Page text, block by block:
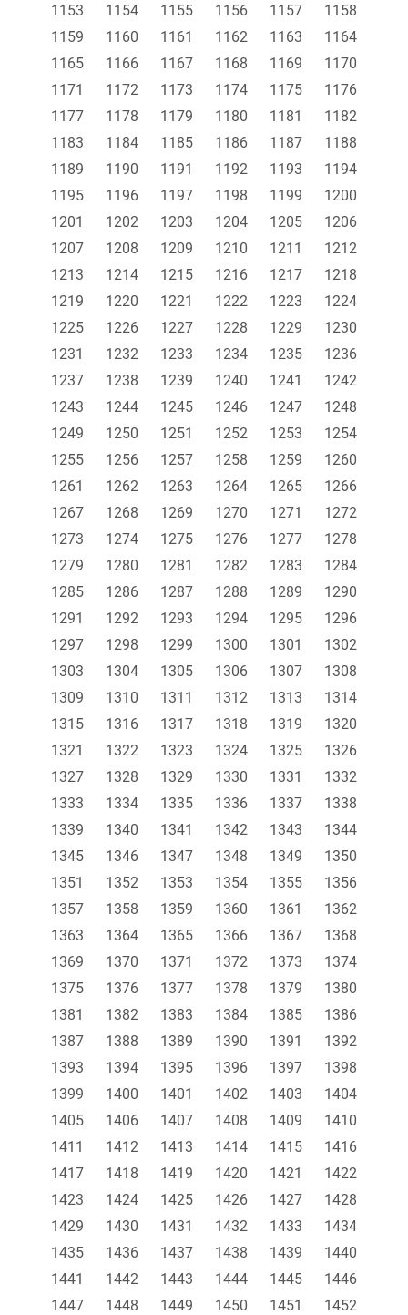
1153 1154 1155 1156 1157
1158
1159
1160 1161 1162 1163
1164
1165
1166 1167 1168 1169
1170
1171
1172 1173 1174 1175
1176
1177
1178 1179 1180 1181
1182
1183
1184 1185 1186 1187
1188
1189
1190 1191 1192 1193
1194
1195
1196 1197 1198 1199
1200
1201
1202 1203 1204 1205
1206
1207
1208 1209 1210 1211
1212
1213
1214 1215 1216 1217
1218
1219
1220 1221 1222 1223
1224
1225
1226 1227 1228 1229
1230
1231
1232 1233 1234 1235
1236
1237
1238 1239 1240 1241
1242
1243
1244 1245 1246 1247
1248
1249
1250 1251 1252 1253
1254
1255
1256 1257 1258 1259
1260
1261
1262 1263 1264 1265
1266
1267
1268 1269 1270 1271
1272
1273
1274 1275 1276 1277
1278
1279
1280 1281 1282 1283
1284
1285
1286 1287 1288 1289
1290
1291
1292 1293 1294 1295
1296
1297
1298 1299 1300 1301
1302
1303
1304 1305 1306 1307
1308
1309
1310 1311 1312 1313
1314
1315
1316 1317 1318 1319
1320
1321
1322 1323 1324 1325
1326
1327
1328 1329 1330 1331
1332
1333
1334 1335 1336 1337
1338
1339
1340 1341 1342 1343
1344
1345
1346 1347 1348 1349
1350
1351
1352 1353 1354 1355
1356
1357
1358 1359 1360 1361
1362
1363
1364 1365 1366 1367
1368
1369
1370 1371 1372 1373
1374
1375
1376 1377 1378 1379
1380
1381
1382 1383 1384 1385
1386
1387
1388 1389 1390 1391
1392
1393
1394 1395 1396 1397
1398
1399
1400 1401 1402 1403
1404
1405
1406 1407 1408 1409
1410
1411
1412 1413 1414 1415
1416
1417
1418 1419 1420 1421
1422
1423
1424 1425 1426 1427
1428
1429
1430 1431 1432 1433
1434
1435
1436 1437 1438 1439
1440
1441
1442 1443 1444 1445
1446
1447
1448 1449 1450 1451
1452